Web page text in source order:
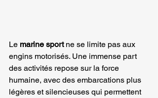
Le marine sport ne se limite pas aux
engins motorisés. Une immense part
des activités repose sur la force
humaine, avec des embarcations plus
légères et silencieuses qui permettent